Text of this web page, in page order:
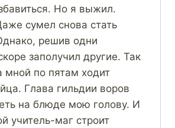
Но я выжил.
сумел снова стать
решив одни
заполучил другие. Так
мной по пятам ходит
Глава гильдии воров
на блюде мою голову. И
учитель-маг строит